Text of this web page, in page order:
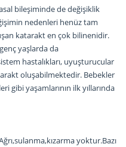
bileşiminde de değişiklik
nedenleri henüz tam
katarakt en çok bilinenidir.
yaşlarda da
hastalıkları, uyuşturucular
oluşabilmektedir. Bebekler
gibi yaşamlarının ilk yıllarında
yoktur.Bazı